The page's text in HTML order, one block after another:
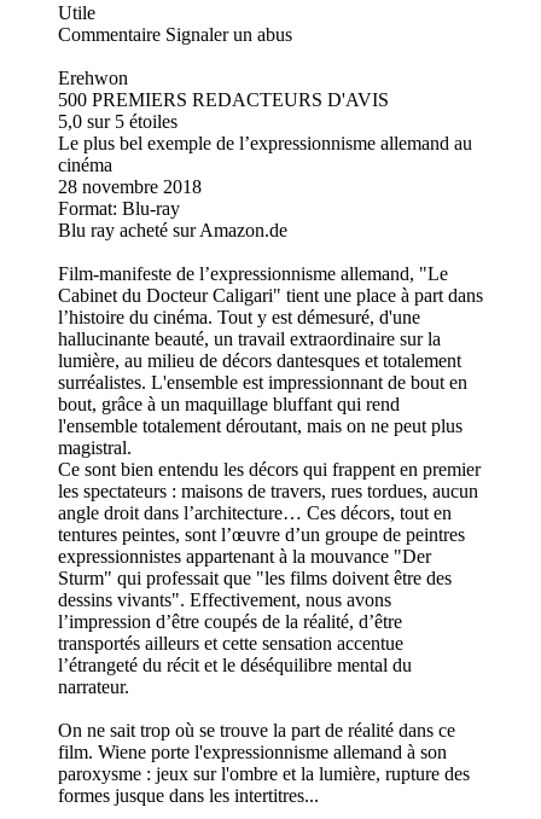
Utile
Commentaire Signaler un abus
Erehwon
500 PREMIERS REDACTEURS D'AVIS
5,0 sur 5 étoiles
Le plus bel exemple de l’expressionnisme allemand au
cinéma
28 novembre 2018
Format: Blu-ray
Blu ray acheté sur Amazon.de
Film-manifeste de l’expressionnisme allemand, "Le
Cabinet du Docteur Caligari" tient une place à part dans
l’histoire du cinéma. Tout y est démesuré, d'une
hallucinante beauté, un travail extraordinaire sur la
lumière, au milieu de décors dantesques et totalement
surréalistes. L'ensemble est impressionnant de bout en
bout, grâce à un maquillage bluffant qui rend
l'ensemble totalement déroutant, mais on ne peut plus
magistral.
Ce sont bien entendu les décors qui frappent en premier
les spectateurs : maisons de travers, rues tordues, aucun
angle droit dans l’architecture… Ces décors, tout en
tentures peintes, sont l’œuvre d’un groupe de peintres
expressionnistes appartenant à la mouvance "Der
Sturm" qui professait que "les films doivent être des
dessins vivants". Effectivement, nous avons
l’impression d’être coupés de la réalité, d’être
transportés ailleurs et cette sensation accentue
l’étrangeté du récit et le déséquilibre mental du
narrateur.
On ne sait trop où se trouve la part de réalité dans ce
film. Wiene porte l'expressionnisme allemand à son
paroxysme : jeux sur l'ombre et la lumière, rupture des
formes jusque dans les intertitres...